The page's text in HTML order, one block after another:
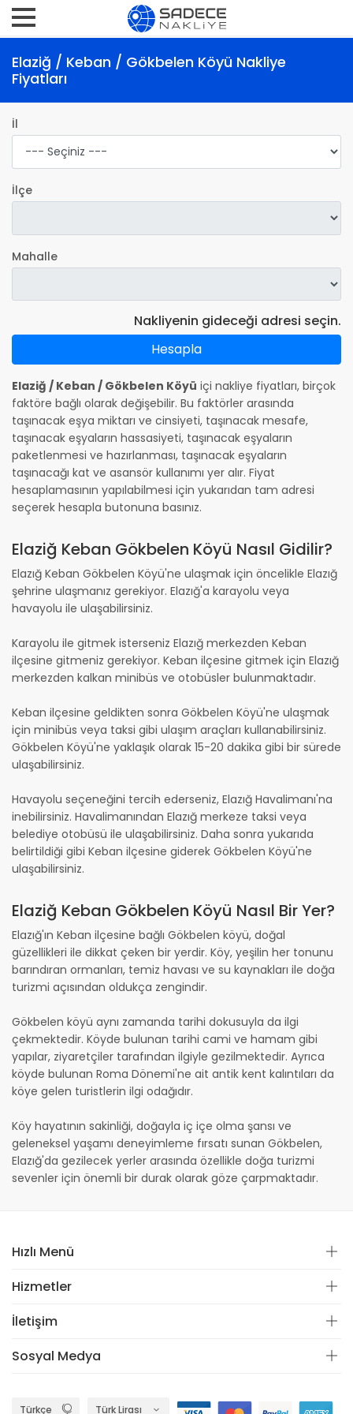
Elaziğ / Keban / Gökbelen Köyü Nakliye
Fiyatları
İl
İlçe
Mahalle
Nakliyenin gideceği adresi seçin.
Hesapla
Elaziğ / Keban / Gökbelen Köyü içi nakliye fiyatları, birçok
faktöre bağlı olarak değişebilir. Bu faktörler arasında
taşınacak eşya miktarı ve cinsiyeti, taşınacak mesafe,
taşınacak eşyaların hassasiyeti, taşınacak eşyaların
paketlenmesi ve hazırlanması, taşınacak eşyaların
taşınacağı kat ve asansör kullanımı yer alır. Fiyat
hesaplamasının yapılabilmesi için yukarıdan tam adresi
seçerek hesapla butonuna basınız.
Elaziğ Keban Gökbelen Köyü Nasıl Gidilir?
Elazığ Keban Gökbelen Köyü'ne ulaşmak için öncelikle Elazığ
şehrine ulaşmanız gerekiyor. Elazığ'a karayolu veya
havayolu ile ulaşabilirsiniz.
Karayolu ile gitmek isterseniz Elazığ merkezden Keban
ilçesine gitmeniz gerekiyor. Keban ilçesine gitmek için Elazığ
merkezden kalkan minibüs ve otobüsler bulunmaktadır.
Keban ilçesine geldikten sonra Gökbelen Köyü'ne ulaşmak
için minibüs veya taksi gibi ulaşım araçları kullanabilirsiniz.
Gökbelen Köyü'ne yaklaşık olarak 15-20 dakika gibi bir sürede
ulaşabilirsiniz.
Havayolu seçeneğini tercih ederseniz, Elazığ Havalimanı'na
inebilirsiniz. Havalimanından Elazığ merkeze taksi veya
belediye otobüsü ile ulaşabilirsiniz. Daha sonra yukarıda
belirtildiği gibi Keban ilçesine giderek Gökbelen Köyü'ne
ulaşabilirsiniz.
Elaziğ Keban Gökbelen Köyü Nasıl Bir Yer?
Elazığ'ın Keban ilçesine bağlı Gökbelen köyü, doğal
güzellikleri ile dikkat çeken bir yerdir. Köy, yeşilin her tonunu
barındıran ormanları, temiz havası ve su kaynakları ile doğa
turizmi açısından oldukça zengindir.
Gökbelen köyü aynı zamanda tarihi dokusuyla da ilgi
çekmektedir. Köyde bulunan tarihi cami ve hamam gibi
yapılar, ziyaretçiler tarafından ilgiyle gezilmektedir. Ayrıca
köyde bulunan Roma Dönemi'ne ait antik kent kalıntıları da
köye gelen turistlerin ilgi odağıdır.
Köy hayatının sakinliği, doğayla iç içe olma şansı ve
geleneksel yaşamı deneyimleme fırsatı sunan Gökbelen,
Elazığ'da gezilecek yerler arasında özellikle doğa turizmi
sevenler için önemli bir durak olarak göze çarpmaktadır.
Hızlı Menü
Hizmetler
İletişim
Sosyal Medya